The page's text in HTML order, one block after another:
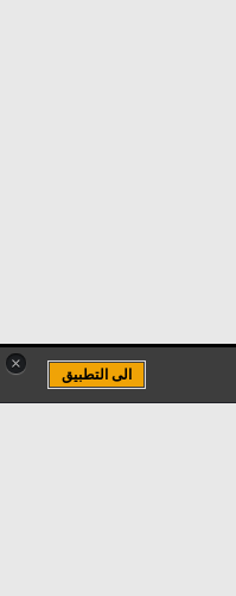
×
الى التطبيق